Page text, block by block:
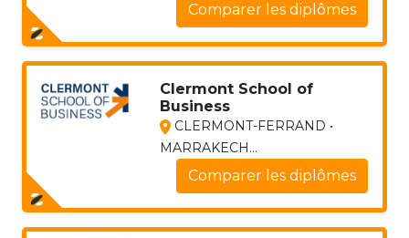
Comparer les diplômes
Clermont School of
Business
CLERMONT-FERRAND •
MARRAKECH...
Comparer les diplômes